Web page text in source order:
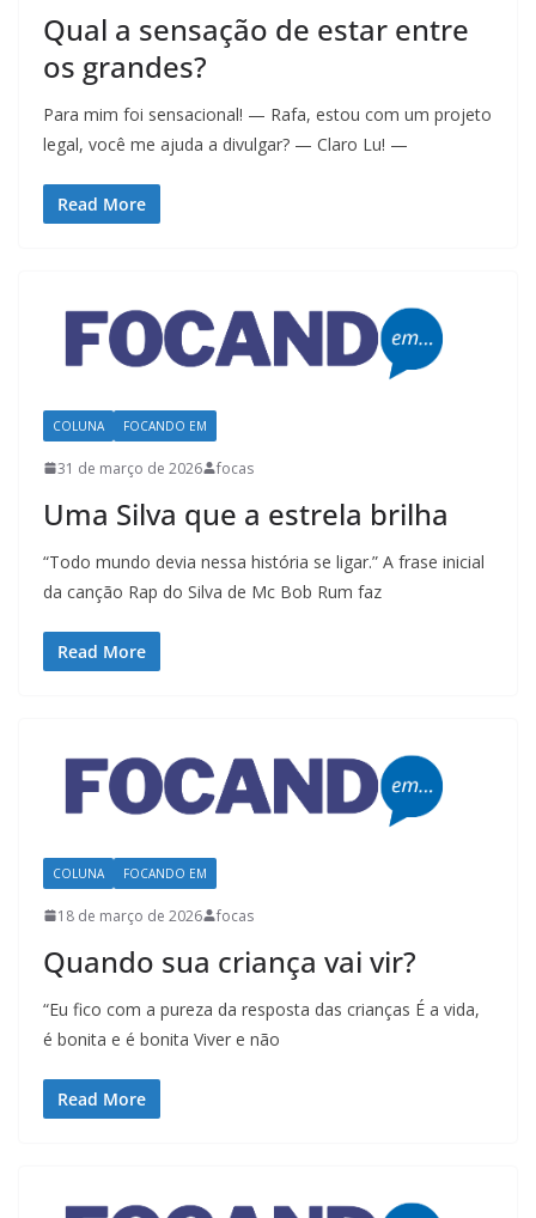
Qual a sensação de estar entre
os grandes?
Para mim foi sensacional! — Rafa, estou com um projeto
legal, você me ajuda a divulgar? — Claro Lu! —
Read More
COLUNA FOCANDO EM
31 de março de 2026 focas
Uma Silva que a estrela brilha
“Todo mundo devia nessa história se ligar.” A frase inicial
da canção Rap do Silva de Mc Bob Rum faz
Read More
COLUNA FOCANDO EM
18 de março de 2026 focas
Quando sua criança vai vir?
“Eu fico com a pureza da resposta das crianças É a vida,
é bonita e é bonita Viver e não
Read More